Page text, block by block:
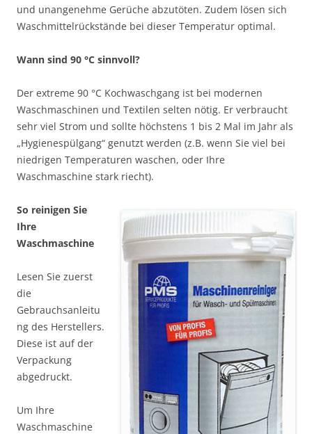
und unangenehme Gerüche abzutöten. Zudem lösen sich
Waschmittelrückstände bei dieser Temperatur optimal.
Wann sind 90 °C sinnvoll?
Der extreme 90 °C Kochwaschgang ist bei modernen
Waschmaschinen und Textilen selten nötig. Er verbraucht
sehr viel Strom und sollte höchstens 1 bis 2 Mal im Jahr als
„Hygienespülgang“ genutzt werden (z.B. wenn Sie viel bei
niedrigen Temperaturen waschen, oder Ihre
Waschmaschine stark riecht).
So reinigen Sie
Ihre
Waschmaschine
Lesen Sie zuerst
die
Gebrauchsanleitu
ng des Herstellers.
Diese ist auf der
Verpackung
abgedruckt.
Um Ihre
Waschmaschine